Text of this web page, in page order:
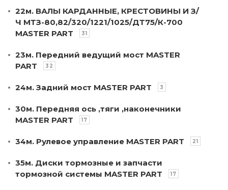
22м. ВАЛЫ КАРДАННЫЕ, КРЕСТОВИНЫ И З/
Ч МТЗ-80,82/320/1221/1025/ДТ75/К-700
MASTER PART
31
23м. Передний ведущий мост MASTER
PART
32
24м. Задний мост MASTER PART 3
30м. Передняя ось ,тяги ,наконечники
MASTER PART
17
34м. Рулевое управление MASTER PART 21
35м. Диски тормозные и запчасти
тормозной системы МASTER PART
17